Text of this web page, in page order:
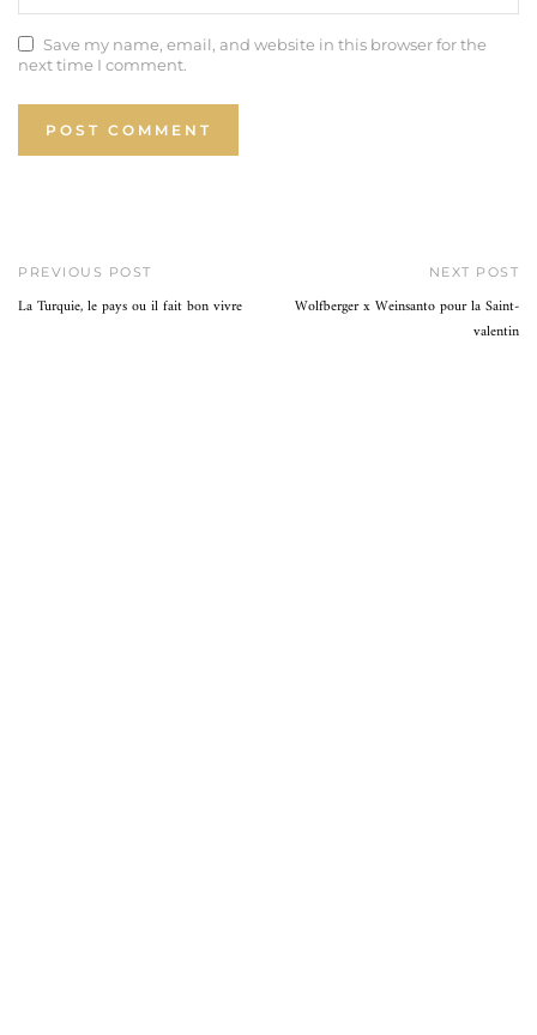
Save my name, email, and website in this browser for the
next time I comment.
PREVIOUS POST
La Turquie, le pays ou il fait bon vivre
NEXT POST
Wolfberger x Weinsanto pour la Saint-
valentin